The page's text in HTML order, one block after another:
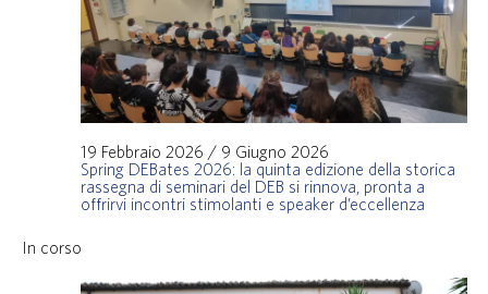
Spring DEBates 2026: la quinta edizione della storica
rassegna di seminari del DEB si rinnova, pronta a
offrirvi incontri stimolanti e speaker d’eccellenza
19 Febbraio 2026 / 9 Giugno 2026
In corso